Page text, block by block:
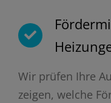
Wir prüfen Ihre
zeigen, welche